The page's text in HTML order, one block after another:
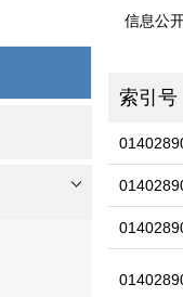
信息公
索引号